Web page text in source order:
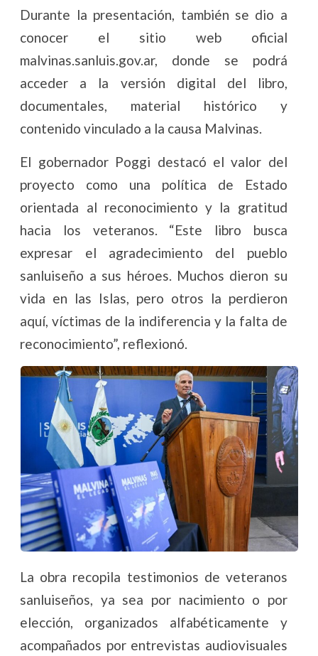
Durante la presentación, también se dio a
conocer el sitio web oficial
malvinas.sanluis.gov.ar, donde se podrá
acceder a la versión digital del libro,
documentales, material histórico y
contenido vinculado a la causa Malvinas.
El gobernador Poggi destacó el valor del
proyecto como una política de Estado
orientada al reconocimiento y la gratitud
hacia los veteranos. “Este libro busca
expresar el agradecimiento del pueblo
sanluiseño a sus héroes. Muchos dieron su
vida en las Islas, pero otros la perdieron
aquí, víctimas de la indiferencia y la falta de
reconocimiento”, reflexionó.
La obra recopila testimonios de veteranos
sanluiseños, ya sea por nacimiento o por
elección, organizados alfabéticamente y
acompañados por entrevistas audiovisuales